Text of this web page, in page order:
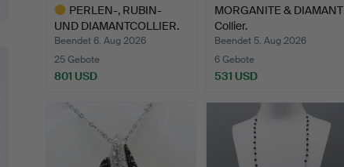
PERLEN-, RUBIN-
UND DIAMANTCOLLIER.
Beendet 6. Aug 2026
25 Gebote
801 USD
Objekt
MORGANITE & DIAMANT
Collier.
Beendet 5. Aug 2026
6 Gebote
531 USD